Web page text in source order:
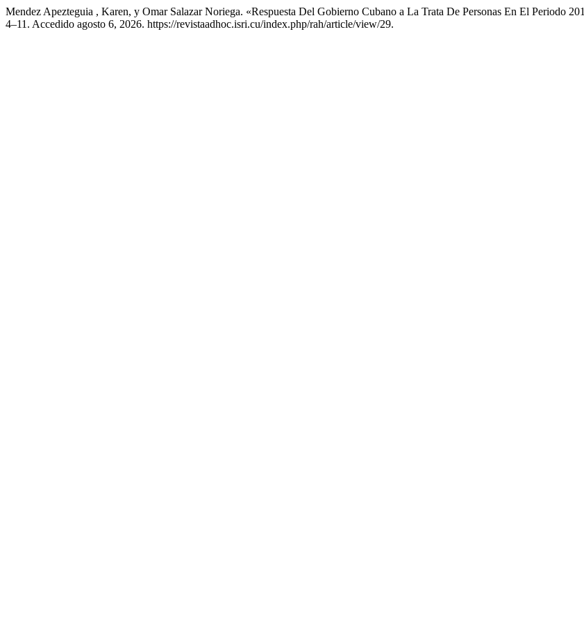
Mendez Apezteguia , Karen, y Omar Salazar Noriega. «Respuesta Del Gobierno Cubano a La Trata De Personas En El Periodo
4–11. Accedido agosto 6, 2026. https://revistaadhoc.isri.cu/index.php/rah/article/view/29.